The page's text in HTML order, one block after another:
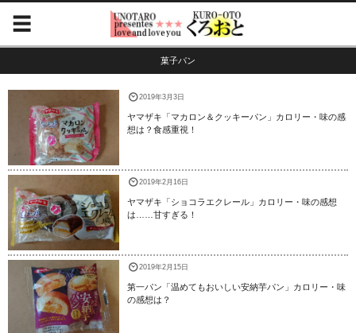
菓子パン
2019年3月3日
ヤマザキ「マカロン＆クッキーパン」カロリー・味の感
想は？食感重視！
2019年2月16日
ヤマザキ「ショコラエクレール」カロリー・味の感想
は……甘すぎる！
2019年2月15日
第一パン「温めてもおいしい安納芋パン」カロリー・味
の感想は？